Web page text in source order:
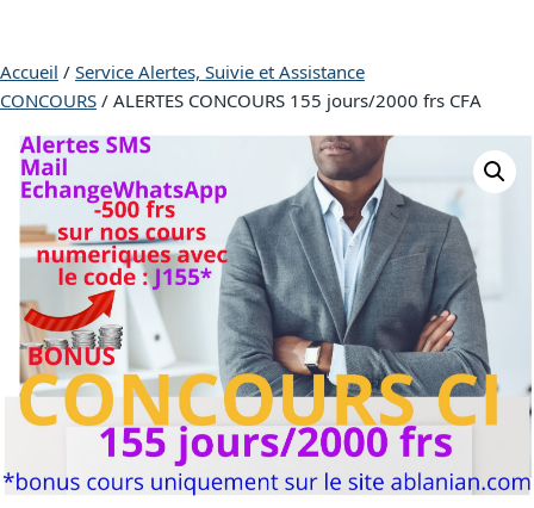
Accueil / Service Alertes, Suivie et Assistance
CONCOURS / ALERTES CONCOURS 155 jours/2000 frs CFA